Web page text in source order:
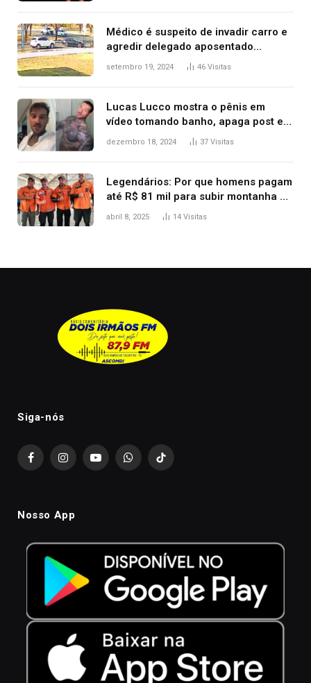
Médico é suspeito de invadir carro e
agredir delegado aposentado
durante confusão no trânsito
setembro 19, 2024 46 Visitas
Lucas Lucco mostra o pênis em
vídeo tomando banho, apaga post e
diz ‘foi mal’
dezembro 18, 2024 37 Visitas
Legendários: Por que homens pagam
até R$ 81 mil para subir montanha e
melhorar casamento?
abril 8, 2025 14 Visitas
Siga-nós
FacebookInstagramYouTubeWhatsAppTikTok
Nosso App